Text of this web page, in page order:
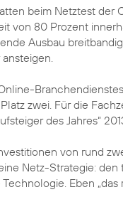
beim Netztest
von 80 Prozent
Ausbau
zwei. Für die
des Jahres“
von rund
Netz-Strategie:
Eben